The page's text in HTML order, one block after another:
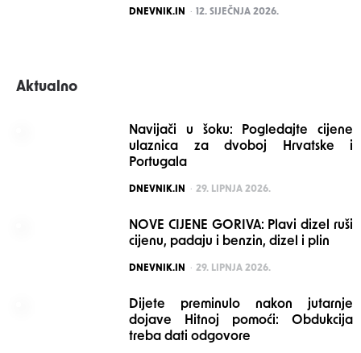
POSTED
DNEVNIK.IN 12. SIJEČNJA 2026.
Aktualno
Navijači u šoku: Pogledajte cijene
ulaznica za dvoboj Hrvatske i
Portugala
POSTED
DNEVNIK.IN 29. LIPNJA 2026.
NOVE CIJENE GORIVA: Plavi dizel ruši
cijenu, padaju i benzin, dizel i plin
POSTED
DNEVNIK.IN 29. LIPNJA 2026.
Dijete preminulo nakon jutarnje
dojave Hitnoj pomoći: Obdukcija
treba dati odgovore